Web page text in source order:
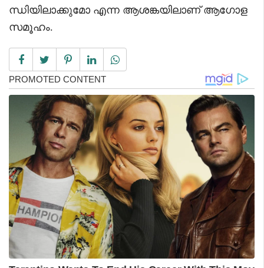
ന്ധിയിലാക്കുമോ എന്ന ആശങ്കയിലാണ് ആഗോള
സമൂഹം.